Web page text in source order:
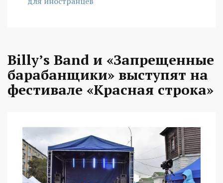
Billy’s Band и «Запрещенные
барабанщики» выступят на
фестивале «Красная строка»